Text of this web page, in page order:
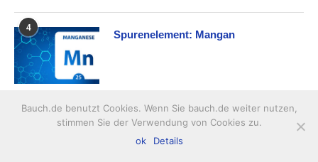
4
Spurenelement: Mangan
5
Spurenelement: Cobalt
Bauch.de benutzt Cookies. Wenn Sie bauch.de weiter nutzen,
stimmen Sie der Verwendung von Cookies zu.
ok
Details